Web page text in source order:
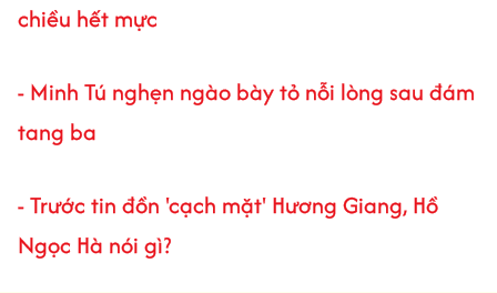
chiều hết mực
- Minh Tú nghẹn ngào bày tỏ nỗi lòng sau đám
tang ba
-Trước tin đồn 'cạch mặt' Hương Giang, Hồ
Ngọc Hà nói gì?